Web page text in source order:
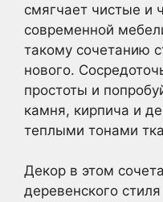
смягчает чистые и
современной
такому сочетанию
нового.
простоты и
камня, кирпича и
теплыми тонами
Декор в этом
деревенского